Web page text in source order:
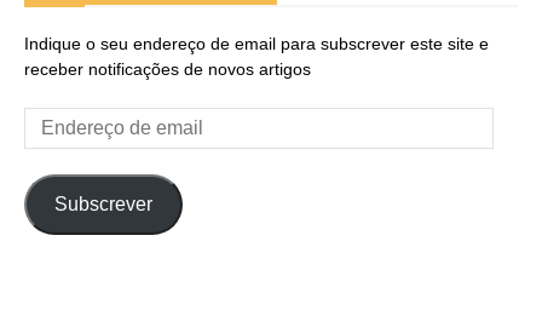
Indique o seu endereço de email para subscrever este site e
receber notificações de novos artigos
Endereço
de
Subscrever